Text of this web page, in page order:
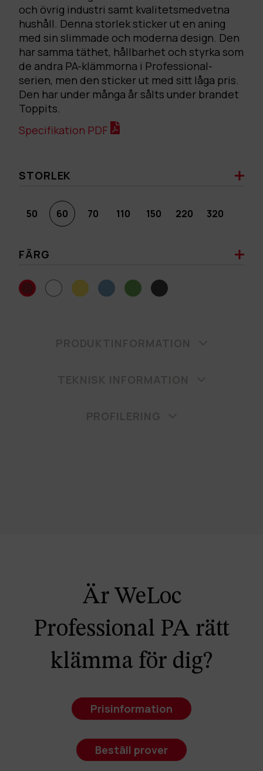
och övrig industri samt kvalitetsmedvetna
hushåll. Denna storlek sticker ut en aning
med sin slimmade och moderna design. Den
har samma täthet, hållbarhet och styrka som
de andra PA-klämmorna i Professional-
serien, men den sticker ut med sitt låga pris.
Den har under många år sålts under brandet
Toppits.
Specifikation PDF
STORLEK
50 60 70 110 150 220 320
FÄRG
Är WeLoc
Professional PA rätt
klämma för dig?
Prisinformation
Beställ prover